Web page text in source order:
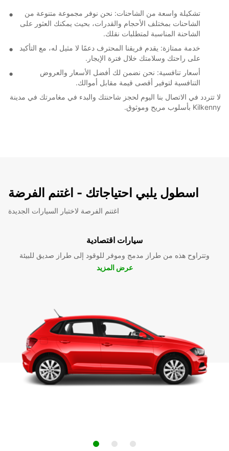
تشكيلة واسعة من الشاحنات: نحن نوفر مجموعة متنوعة من
الشاحنات بمختلف الأحجام والقدرات، بحيث يمكنك العثور على
الشاحنة المناسبة لمتطلبات نقلك.
خدمة ممتازة: يقدم فريقنا المحترف دعمًا لا مثيل له، مع التأكيد
على راحتك وسلامتك خلال فترة الإيجار.
أسعار تنافسية: نحن نضمن لك أفضل الأسعار والعروض
التنافسية لتوفير أقصى قيمة مقابل أموالك.
لا تتردد في الاتصال بنا اليوم لحجز شاحنتك والبدء في مغامرتك في مدينة
Kilkenny بأسلوب مريح وموثوق.
اسطول يلبي احتياجاتك - اغتنم الفرضة
اغتنم الفرصة لاختبار السيارات الجديدة
سيارات اقتصادية
وتتراوح هذه من طراز مدمج وموفر للوقود إلى طراز صديق للبيئة
عرض المزيد